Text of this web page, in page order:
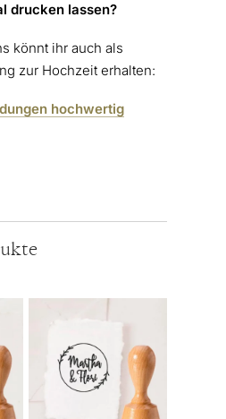
drucken lassen?
könnt ihr auch als
zur Hochzeit erhalten:
hochwertig